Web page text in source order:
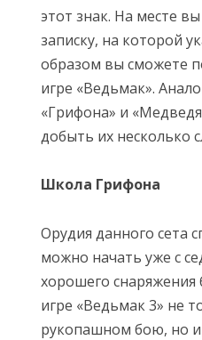
этот знак. На месте
записку, на которой
образом вы сможете
игре «Ведьмак».
«Грифона» и
добыть их несколько
Школа Грифона
Орудия данного сета
можно начать уже с
хорошего снаряжения
игре «Ведьмак 3» не
рукопашном бою, но